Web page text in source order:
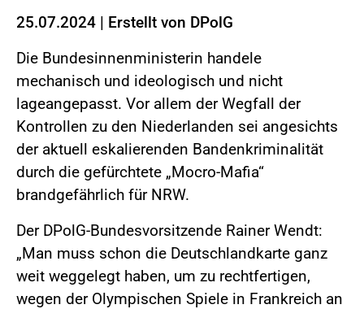
25.07.2024 | Erstellt von DPolG
Die Bundesinnenministerin handele
mechanisch und ideologisch und nicht
lageangepasst. Vor allem der Wegfall der
Kontrollen zu den Niederlanden sei angesichts
der aktuell eskalierenden Bandenkriminalität
durch die gefürchtete „Mocro-Mafia“
brandgefährlich für NRW.
Der DPolG-Bundesvorsitzende Rainer Wendt:
„Man muss schon die Deutschlandkarte ganz
weit weggelegt haben, um zu rechtfertigen,
wegen der Olympischen Spiele in Frankreich an